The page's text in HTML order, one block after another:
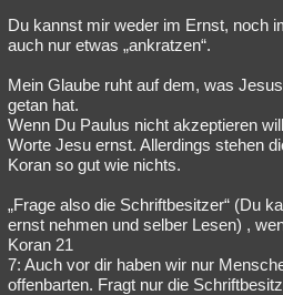
Du kannst mir weder im Ernst, noch
auch nur etwas „ankratzen“.
Mein Glaube ruht auf dem, was
getan hat.
Wenn Du Paulus nicht akzeptieren
Worte Jesu ernst. Allerdings stehen
Koran so gut wie nichts.
„Frage also die Schriftbesitzer“ (Du
ernst nehmen und selber Lesen) ,
Koran 21
7: Auch vor dir haben wir nur
offenbarten. Fragt nur die